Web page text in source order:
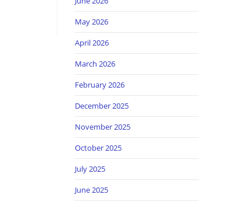
May 2026
April 2026
March 2026
February 2026
December 2025
November 2025
October 2025
July 2025
June 2025